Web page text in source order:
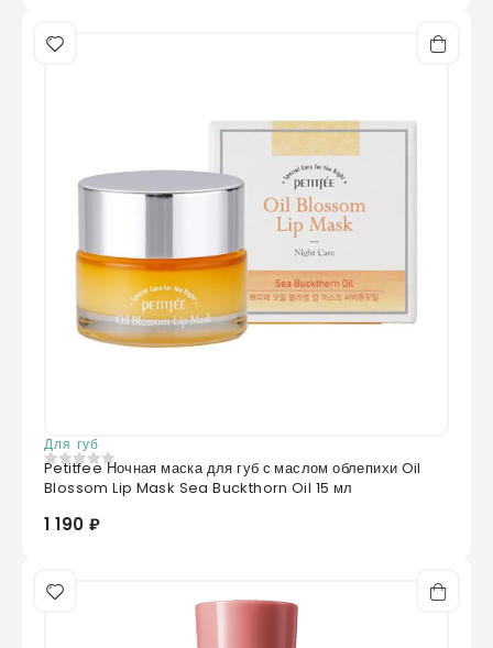
Для губ
0 из 5
Petitfee Ночная маска для губ с маслом облепихи Oil
Blossom Lip Mask Sea Buckthorn Oil 15 мл
1 190 ₽